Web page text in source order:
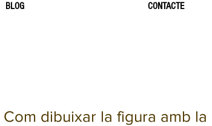
BLOG CONTACTE
Com dibuixar la figura amb la